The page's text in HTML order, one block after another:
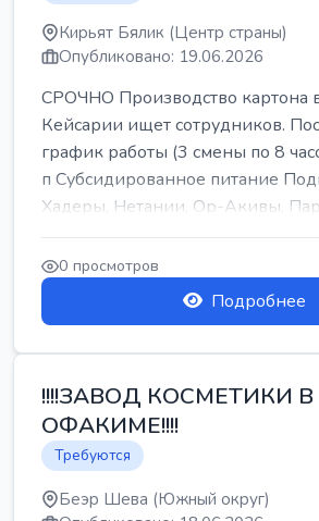
Кирьят Бялик (Центр страны)
Опубликовано: 19.06.2026
СРОЧНО Производство картона
Кейсарии ищет сотрудников.
график работы (3 смены по 8
п Субсидированное питание
Хадеры, Нетании, Ор-Акивы,
0 просмотров
Подробнее
!!!!ЗАВОД КОСМЕТИКИ В
ОФАКИМЕ!!!!
Требуются
Беэр Шева (Южный округ)